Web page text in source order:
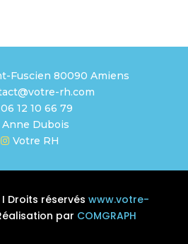
Fuscien 80090 Amiens
rh.com
06 12 10 66 79
Anne Dubois
 Votre RH
I Droits réservés www.votre-
par COMGRAPH